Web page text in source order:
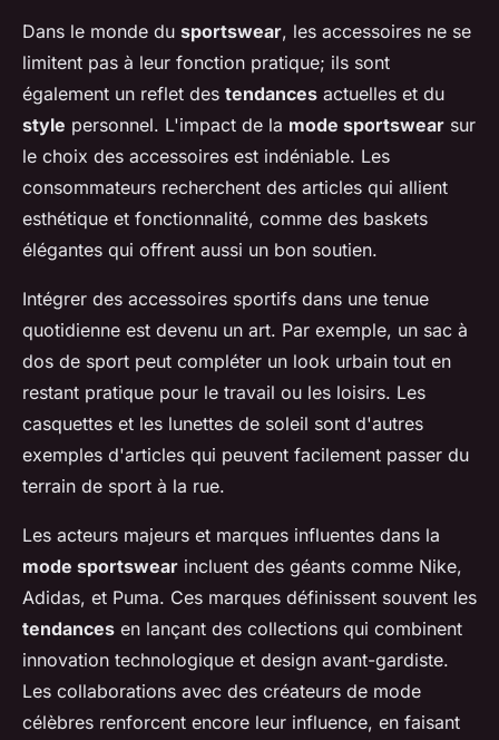
Dans le monde du sportswear, les accessoires ne se
limitent pas à leur fonction pratique; ils sont
également un reflet des tendances actuelles et du
style personnel. L'impact de la mode sportswear sur
le choix des accessoires est indéniable. Les
consommateurs recherchent des articles qui allient
esthétique et fonctionnalité, comme des baskets
élégantes qui offrent aussi un bon soutien.
Intégrer des accessoires sportifs dans une tenue
quotidienne est devenu un art. Par exemple, un sac à
dos de sport peut compléter un look urbain tout en
restant pratique pour le travail ou les loisirs. Les
casquettes et les lunettes de soleil sont d'autres
exemples d'articles qui peuvent facilement passer du
terrain de sport à la rue.
Les acteurs majeurs et marques influentes dans la
mode sportswear incluent des géants comme Nike,
Adidas, et Puma. Ces marques définissent souvent les
tendances en lançant des collections qui combinent
innovation technologique et design avant-gardiste.
Les collaborations avec des créateurs de mode
célèbres renforcent encore leur influence, en faisant